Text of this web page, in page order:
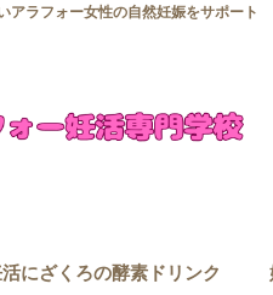
アラフォー女性の自然妊娠をサポート
にざくろの酵素ドリンク